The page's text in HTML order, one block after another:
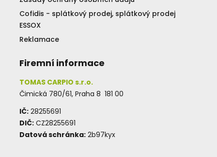
Cofidis - splátkový prodej, splátkový prodej
ESSOX
Reklamace
Firemní informace
TOMAS CARPIO s.r.o.
Čimická 780/61, Praha 8 181 00
IČ: 28255691
DIČ: CZ28255691
Datová schránka: 2b97kyx